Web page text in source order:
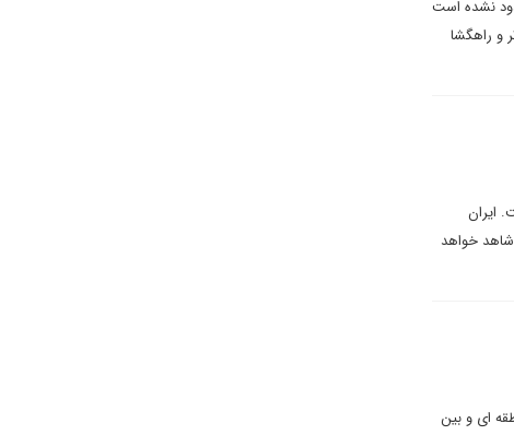
نشده است
و راهگشا
ایران
شاهد خواهد
ای و بین